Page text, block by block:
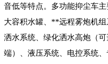
音低等特点。多功能抑尘车
大容积水罐、**远程雾炮机
洒水系统、绿化洒水高炮（
端）、液压系统、电控系统